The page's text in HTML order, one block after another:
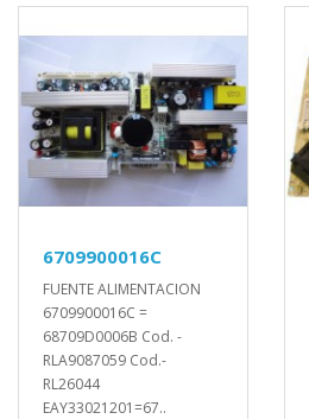
6709900016C
FUENTE ALIMENTACION
6709900016C =
68709D0006B Cod. -
RLA9087059 Cod.-
RL26044
EAY33021201=67..